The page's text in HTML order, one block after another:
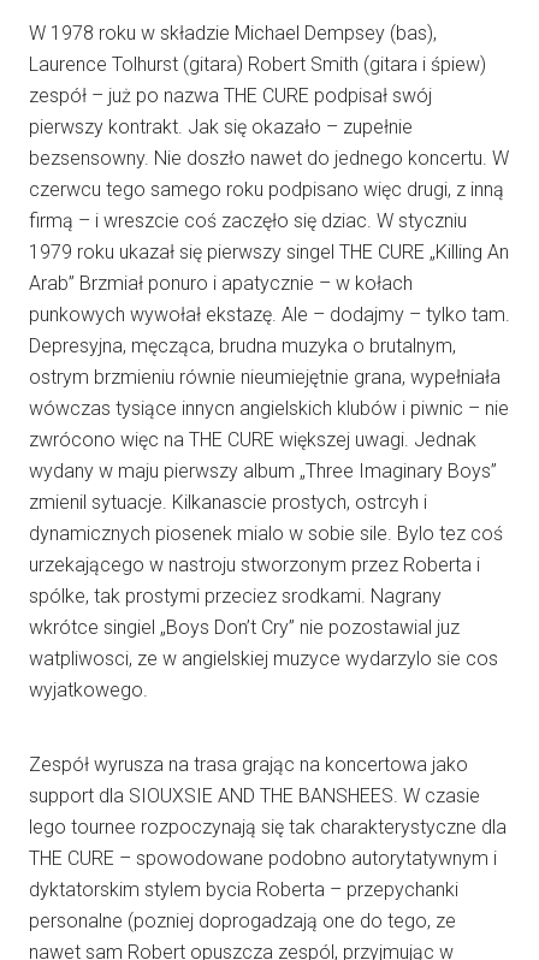
W 1978 roku w składzie Michael Dempsey (bas),
Laurence Tolhurst (gitara) Robert Smith (gitara i śpiew)
zespół – już po nazwa THE CURE podpisał swój
pierwszy kontrakt. Jak się okazało – zupełnie
bezsensowny. Nie doszło nawet do jednego koncertu. W
czerwcu tego samego roku podpisano więc drugi, z inną
firmą – i wreszcie coś zaczęło się dziac. W styczniu
1979 roku ukazał się pierwszy singel THE CURE „Killing An
Arab” Brzmiał ponuro i apatycznie – w kołach
punkowych wywołał ekstazę. Ale – dodajmy – tylko tam.
Depresyjna, męcząca, brudna muzyka o brutalnym,
ostrym brzmieniu równie nieumiejętnie grana, wypełniała
wówczas tysiące innycn angielskich klubów i piwnic – nie
zwrócono więc na THE CURE większej uwagi. Jednak
wydany w maju pierwszy album „Three Imaginary Boys”
zmienil sytuacje. Kilkanascie prostych, ostrcyh i
dynamicznych piosenek mialo w sobie sile. Bylo tez coś
urzekającego w nastroju stworzonym przez Roberta i
spólke, tak prostymi przeciez srodkami. Nagrany
wkrótce singiel „Boys Don’t Cry” nie pozostawial juz
watpliwosci, ze w angielskiej muzyce wydarzylo sie cos
wyjatkowego.
Zespół wyrusza na trasa grając na koncertowa jako
support dla SIOUXSIE AND THE BANSHEES. W czasie
lego tournee rozpoczynają się tak charakterystyczne dla
THE CURE – spowodowane podobno autorytatywnym i
dyktatorskim stylem bycia Roberta – przepychanki
personalne (pozniej doprogadzają one do tego, ze
nawet sam Robert opuszcza zespól, przyjmując w